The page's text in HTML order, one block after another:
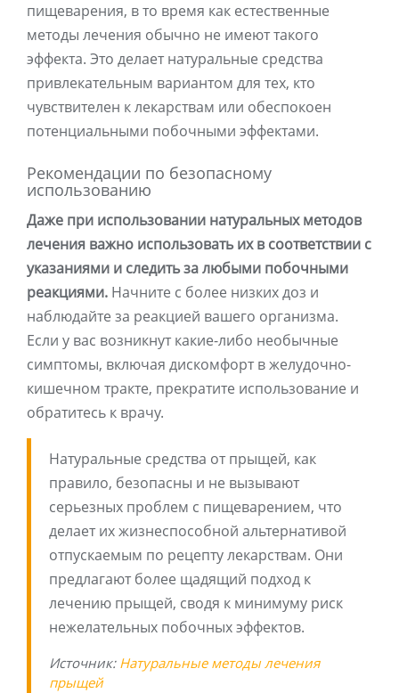
пищеварения, в то время как естественные
методы лечения обычно не имеют такого
эффекта. Это делает натуральные средства
привлекательным вариантом для тех, кто
чувствителен к лекарствам или обеспокоен
потенциальными побочными эффектами.
Рекомендации по безопасному
использованию
Даже при использовании натуральных методов
лечения важно использовать их в соответствии с
указаниями и следить за любыми побочными
реакциями. Начните с более низких доз и
наблюдайте за реакцией вашего организма.
Если у вас возникнут какие-либо необычные
симптомы, включая дискомфорт в желудочно-
кишечном тракте, прекратите использование и
обратитесь к врачу.
Натуральные средства от прыщей, как
правило, безопасны и не вызывают
серьезных проблем с пищеварением, что
делает их жизнеспособной альтернативой
отпускаемым по рецепту лекарствам. Они
предлагают более щадящий подход к
лечению прыщей, сводя к минимуму риск
нежелательных побочных эффектов.
Источник: Натуральные методы лечения
прыщей